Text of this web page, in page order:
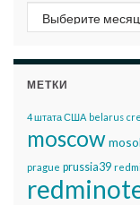
Архив
МЕТКИ
4 штата США belarus
moscow
prague prussia39